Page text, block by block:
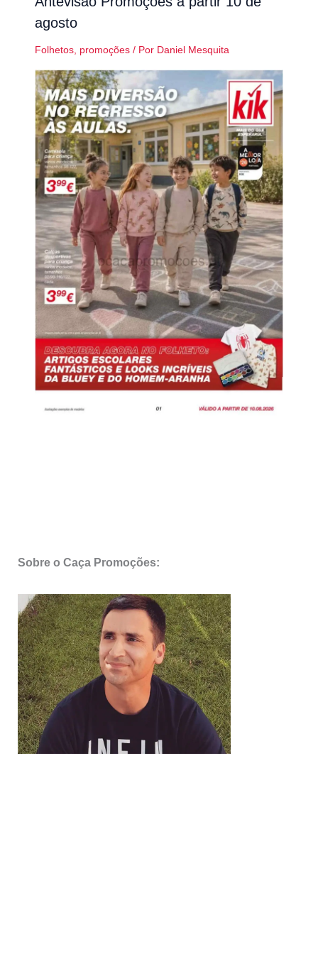
agosto
Folhetos, promoções/ Por Daniel Mesquita
Sobre o Caça Promoções: